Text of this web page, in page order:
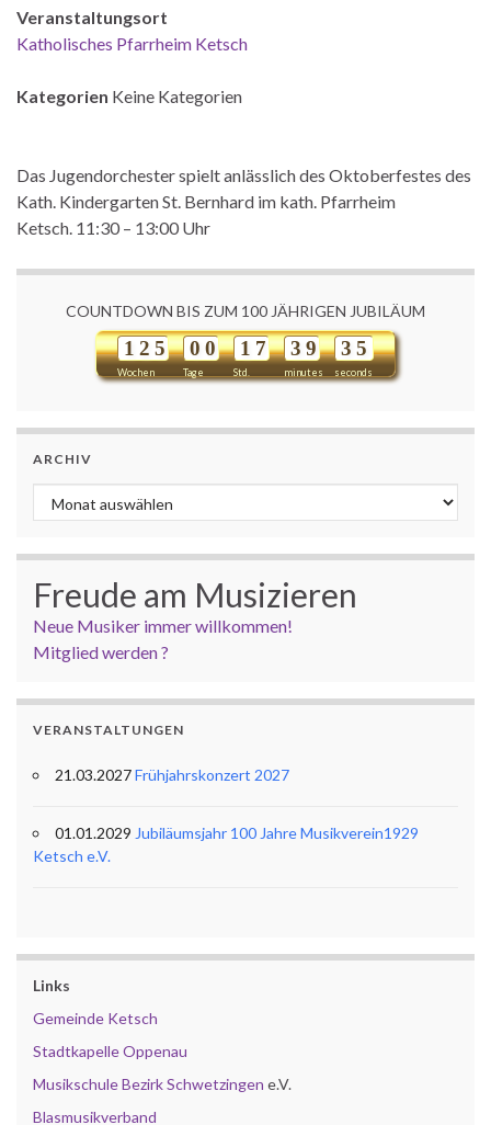
Veranstaltungsort
Katholisches Pfarrheim Ketsch
Kategorien Keine Kategorien
Das Jugendorchester spielt anlässlich des Oktoberfestes des
Kath. Kindergarten St. Bernhard im kath. Pfarrheim
Ketsch. 11:30 – 13:00 Uhr
COUNTDOWN BIS ZUM 100 JÄHRIGEN JUBILÄUM
Wochen
1 2 5
Tage
0 0
Std.
1 7
minutes
3 9
seconds
3 5
ARCHIV
Archiv
Freude am Musizieren
Neue Musiker immer willkommen!
Mitglied werden ?
VERANSTALTUNGEN
21.03.2027Frühjahrskonzert 2027
01.01.2029 Jubiläumsjahr 100 Jahre Musikverein1929
Ketsch e.V.
Links
Gemeinde Ketsch
Stadtkapelle Oppenau
Musikschule Bezirk Schwetzingen e.V.
Blasmusikverband